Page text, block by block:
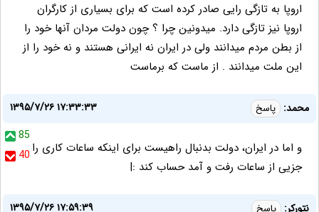
اروپا به تازگی رایی صادر کرده است که برای بسیاری از کارگران
اروپا نیز تازگی دارد. میدونین چرا ؟ چون دولت مردان آنها خود را
از بطن مردم میدانند ولی در ایران نه ایرانی هستند و نه خود را از
این ملت میدانند . از ماست که برماست
محمد: پاسخ
۱۳۹۵/۷/۲۶ ۱۷:۳۳:۳۳
85
40 و اما در ایران، دولت بدنبال راهیست برای اینکه ساعات کاری را
جزیی از ساعات رفت و آمد حساب کند :|
نتورکر: پاسخ ۱۳۹۵/۷/۲۶ ۱۷:۵۹:۳۹